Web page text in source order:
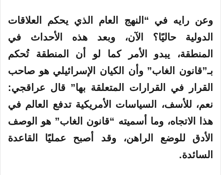
وعن رايه في “النهج العام الذي يحكم العلاقات
الدولية حاليًا؟ الآن، وبعد هذه الأحداث في
المنطقة، يبدو الأمر كما لو أن المنطقة تُحكم
بـ”قانون الغاب” وأن الكيان الإسرائيلي هو صاحب
القرار في القرارات المتعلقة بها” قال عراقجي:
نعم، للأسف، السياسات الأمريكية تدفع العالم في
هذا الاتجاه، وما أسميته “قانون الغاب” هو الوصف
الأدق للوضع الراهن، وقد أصبح عمليًا القاعدة
السائدة.